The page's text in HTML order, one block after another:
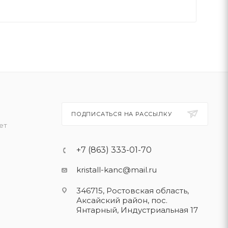
ПОДПИСАТЬСЯ НА РАССЫЛКУ
+7 (863) 333-01-70
kristall-kanc@mail.ru
346715, Ростовская область​,
Аксайский район, пос.
Янтарный, Индустриальная 17